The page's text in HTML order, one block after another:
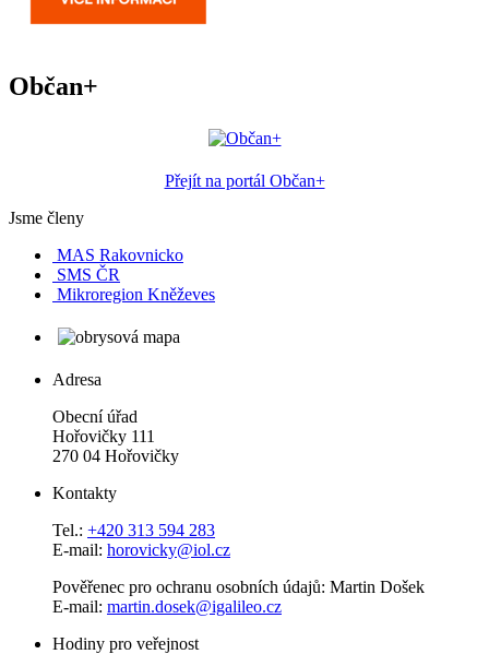
Občan+
Přejít na portál Občan+
Jsme členy
MAS Rakovnicko
SMS ČR
Mikroregion Kněževes
Adresa
Obecní úřad
Hořovičky 111
270 04 Hořovičky
Kontakty
Tel.: +420 313 594 283
E-mail: horovicky@iol.cz
Pověřenec pro ochranu osobních údajů: Martin Došek
E-mail: martin.dosek@igalileo.cz
Hodiny pro veřejnost